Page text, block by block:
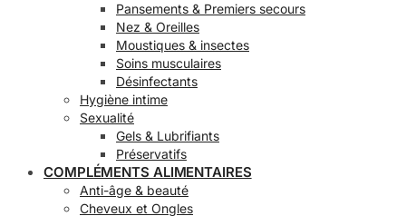
Pansements & Premiers secours
Nez & Oreilles
Moustiques & insectes
Soins musculaires
Désinfectants
Hygiène intime
Sexualité
Gels & Lubrifiants
Préservatifs
COMPLÉMENTS ALIMENTAIRES
Anti-âge & beauté
Cheveux et Ongles